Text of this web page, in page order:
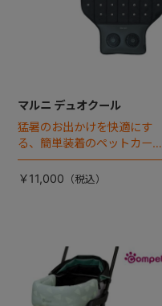
マルニ デュオクール
猛暑のお出かけを快適にす
る、簡単装着のペットカート
専用ダブル送風ファンが登
場。
￥11,000